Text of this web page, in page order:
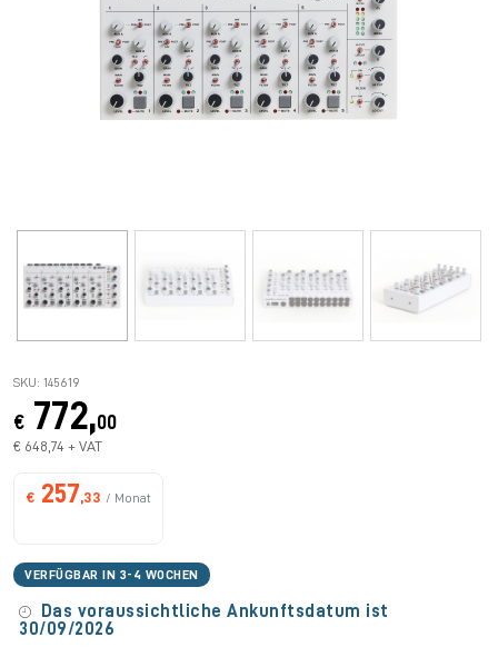
SKU: 145619
€ 772,00
€ 648,74 + VAT
€ 257 ,33 / Monat
VERFÜGBAR IN 3-4 WOCHEN
Das voraussichtliche Ankunftsdatum ist
30/09/2026